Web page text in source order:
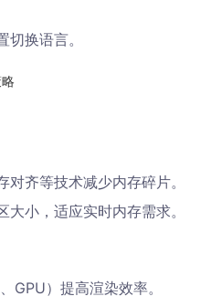
换语言。
齐等技术减少内存碎片。
小，适应实时内存需求。
GPU）提高渲染效率。